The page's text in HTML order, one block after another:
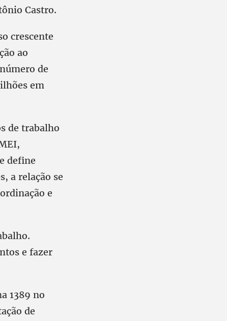
Castro.
crescente
ao
de
em
de trabalho
define
a relação se
e
e fazer
1389 no
de